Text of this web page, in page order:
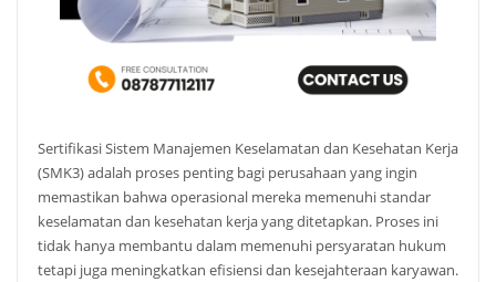
Sertifikasi Sistem Manajemen Keselamatan dan Kesehatan Kerja
(SMK3) adalah proses penting bagi perusahaan yang ingin
memastikan bahwa operasional mereka memenuhi standar
keselamatan dan kesehatan kerja yang ditetapkan. Proses ini
tidak hanya membantu dalam memenuhi persyaratan hukum
tetapi juga meningkatkan efisiensi dan kesejahteraan karyawan.